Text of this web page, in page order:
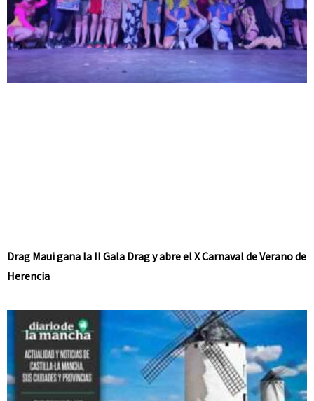
Drag Maui gana la II Gala Drag y abre el X Carnaval de Verano de
Herencia